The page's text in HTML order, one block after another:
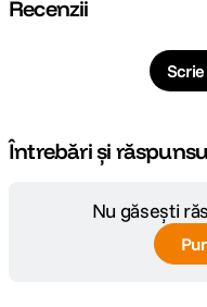
Recenzii
Întrebări și
Nu găsești